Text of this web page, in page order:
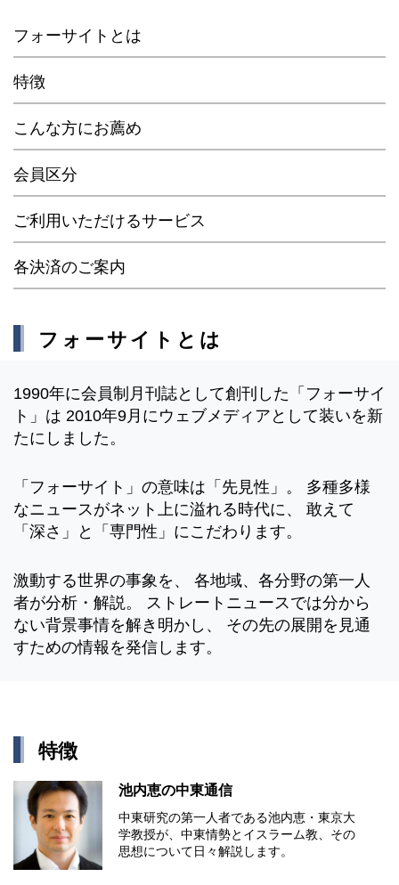
フォーサイトとは
特徴
こんな方にお薦め
会員区分
ご利用いただけるサービス
各決済のご案内
フォーサイトとは
1990年に会員制月刊誌として創刊した「フォーサイ
ト」は 2010年9月にウェブメディアとして装いを新
たにしました。
「フォーサイト」の意味は「先見性」。 多種多様
なニュースがネット上に溢れる時代に、 敢えて
「深さ」と「専門性」にこだわります。
激動する世界の事象を、 各地域、各分野の第一人
者が分析・解説。 ストレートニュースでは分から
ない背景事情を解き明かし、 その先の展開を見通
すための情報を発信します。
特徴
池内恵の中東通信
中東研究の第⼀⼈者である池内恵・東京⼤
学教授が、中東情勢とイスラーム教、その
思想について⽇々解説します。